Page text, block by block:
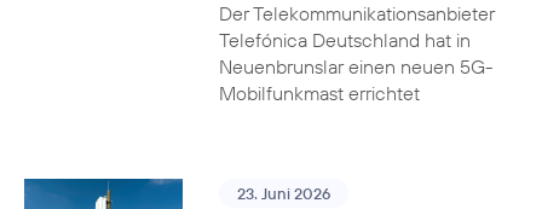
Der Telekommunikationsanbieter
Telefónica Deutschland hat in
Neuenbrunslar einen neuen 5G-
Mobilfunkmast errichtet
23. Juni 2026